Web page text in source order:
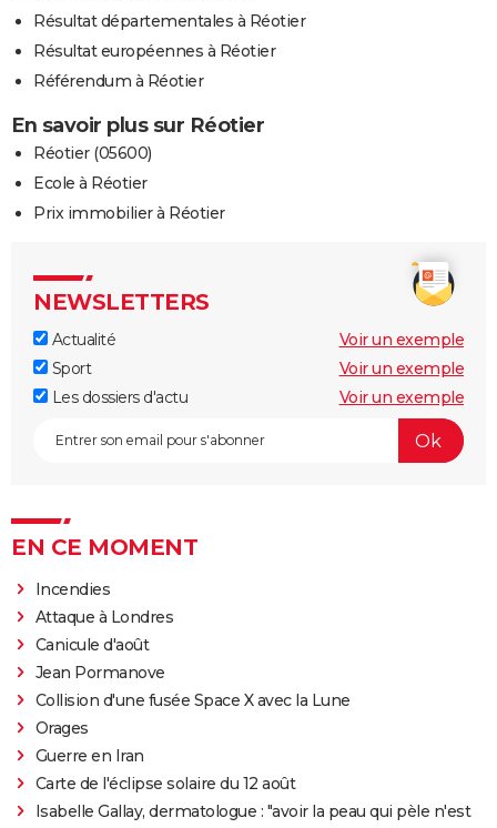
Résultat départementales à Réotier
Résultat européennes à Réotier
Référendum à Réotier
En savoir plus sur Réotier
Réotier (05600)
Ecole à Réotier
Prix immobilier à Réotier
NEWSLETTERS
Actualité
Voir un exemple
Sport
Voir un exemple
Les dossiers d'actu
Voir un exemple
EN CE MOMENT
Incendies
Attaque à Londres
Canicule d'août
Jean Pormanove
Collision d'une fusée Space X avec la Lune
Orages
Guerre en Iran
Carte de l'éclipse solaire du 12 août
Isabelle Gallay, dermatologue : "avoir la peau qui pèle n'est